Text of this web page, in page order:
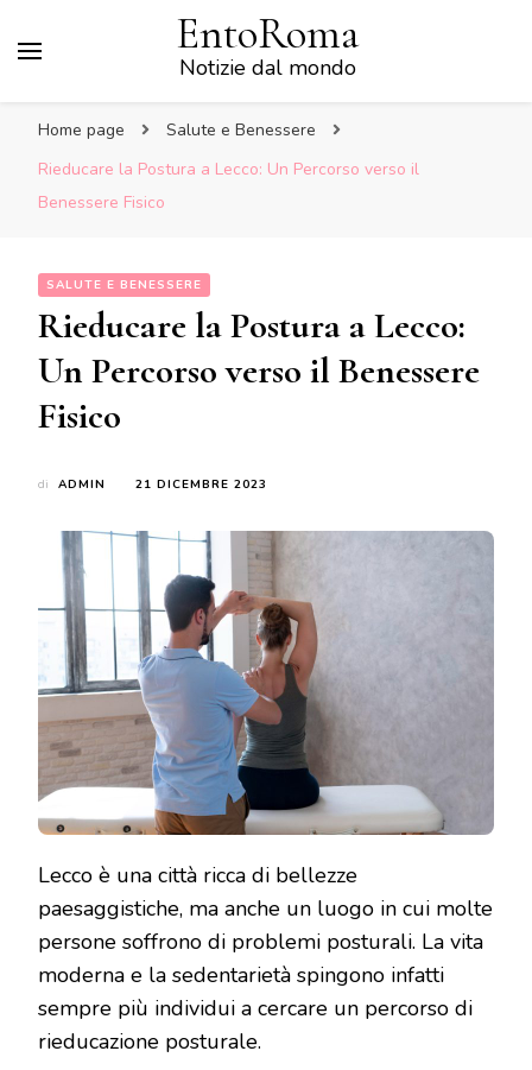
EntoRoma
Notizie dal mondo
Home page
Salute e Benessere
Rieducare la Postura a Lecco: Un Percorso verso il
Benessere Fisico
SALUTE E BENESSERE
Rieducare la Postura a Lecco:
Un Percorso verso il Benessere
Fisico
di ADMIN 21 DICEMBRE 2023
Lecco è una città ricca di bellezze
paesaggistiche, ma anche un luogo in cui molte
persone soffrono di problemi posturali. La vita
moderna e la sedentarietà spingono infatti
sempre più individui a cercare un percorso di
rieducazione posturale.